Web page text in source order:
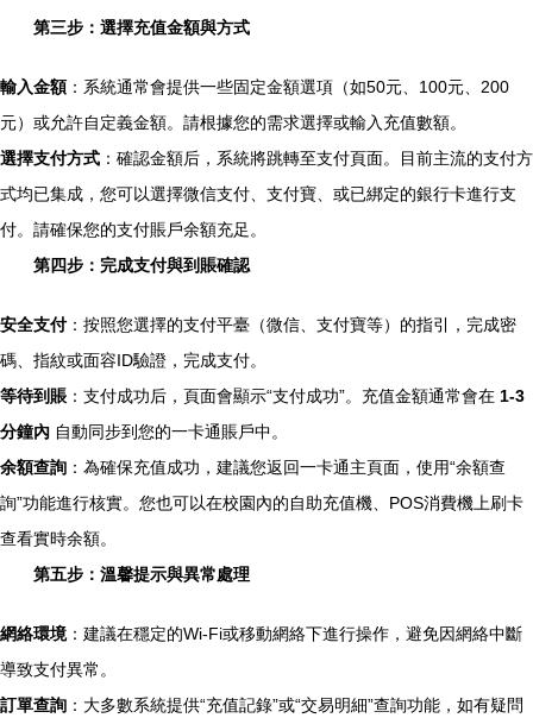
第三步：選擇充值金額與方式
輸入金額：系統通常會提供一些固定金額選項（如50元、100元、200
元）或允許自定義金額。請根據您的需求選擇或輸入充值數額。
選擇支付方式 ：確認金額后，系統將跳轉至支付頁面。目前主流的支付方
式均已集成，您可以選擇微信支付、支付寶、或已綁定的銀行卡進行支
付。請確保您的支付賬戶余額充足。
第四步：完成支付與到賬確認
安全支付：按照您選擇的支付平臺（微信、支付寶等）的指引，完成密
碼、指紋或面容ID驗證，完成支付。
等待到賬 ：支付成功后，頁面會顯示“支付成功”。充值金額通常會在 1-3
分鐘內 自動同步到您的一卡通賬戶中。
余額查詢 ：為確保充值成功，建議您返回一卡通主頁面，使用“余額查
詢”功能進行核實。您也可以在校園內的自助充值機、POS消費機上刷卡
查看實時余額。
第五步：溫馨提示與異常處理
網絡環境：建議在穩定的Wi-Fi或移動網絡下進行操作，避免因網絡中斷
導致支付異常。
訂單查詢 ：大多數系統提供“充值記錄”或“交易明細”查詢功能，如有疑問